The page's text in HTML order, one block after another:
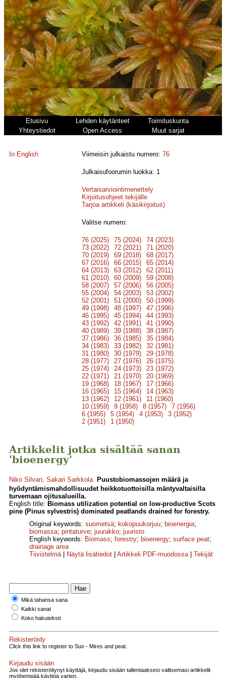
Etusivu Lehden käytänteet
Toimituskunta
Yhteystiedot
Open Access Muut sarjat
In English Viimeisin julkaistu numero:76
Julkaisufoorumin luokka: 1
Vertaisarviointimenettely
Kirjoitusohjeet tekijälle
Tarjoa artikkeli (käsikirjoitus)
Valitse numero:
76 (2025) 75 (2024)
74 (2023)
73 (2022)
72 (2021)
71 (2020)
70 (2019)
69 (2018)
68 (2017)
67 (2016)
66 (2015)
65 (2014)
64 (2013)
63 (2012)
62 (2011)
61 (2010)
60 (2009)
59 (2008)
58 (2007)
57 (2006)
56 (2005)
55 (2004)
54 (2003)
53 (2002)
52 (2001)
51 (2000)
50 (1999)
49 (1998)
48 (1997)
47 (1996)
46 (1995)
45 (1994)
44 (1993)
43 (1992)
42 (1991)
41 (1990)
40 (1989)
39 (1988)
38 (1987)
37 (1986)
36 (1985)
35 (1984)
34 (1983)
33 (1982)
32 (1981)
31 (1980)
30 (1979)
29 (1978)
28 (1977)
27 (1976)
26 (1975)
25 (1974)
24 (1973)
23 (1972)
22 (1971)
21 (1970)
20 (1969)
19 (1968)
18 (1967)
17 (1966)
16 (1965)
15 (1964)
14 (1963)
13 (1962)
12 (1961)
11 (1960)
10 (1959)
9 (1958) 8 (1957)
7 (1956)
6 (1955)
5 (1954) 4 (1953)
3 (1952)
2 (1951)
1 (1950)
Artikkelit jotka sisältää sanan
'bioenergy'
Niko Silvan, Sakari Sarkkola. Puustobiomassojen määrä ja
hyödyntämismahdollisuudet heikkotuottoisilla mäntyvaltaisilla
turvemaan ojitusalueilla.
English title: Biomass utilization potential on low-productive Scots
pine (Pinus sylvestris) dominated peatlands drained for forestry.
Original keywords: suometsä; kokopuukorjuu; bioenergia;
biomassa; pintaturve; juurakko; juuristo
English keywords: Biomass; forestry; bioenergy; surface peat;
drainage area
Tiivistelmä| Näytä lisätiedot Artikkeli PDF-muodossa| Tekijät
Mikä tahansa sana
Kaikki sanat
Koko hakuteksti
Rekisteröidy
Click this link to register to Suo - Mires and peat.
Kirjaudu sisään
Jos olet rekisteröitynyt käyttäjä, kirjaudu sisään tallentaaksesi valitsemasi artikkelit
myöhempää käyttöä varten.